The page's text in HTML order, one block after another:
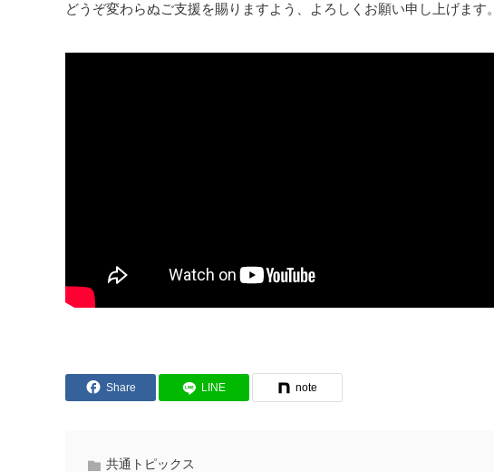
どうぞ変わらぬご支援を賜りますよう、よろしくお願い申し上げます。
Share LINE note
共通トピックス